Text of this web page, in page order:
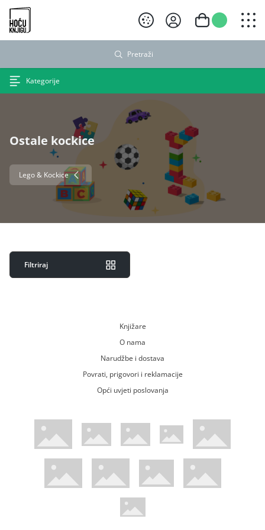
Hoću knjigu crni logo
Pretraži
Kategorije
Ostale kockice
Lego & Kockice
Filtriraj
Knjižare
O nama
Narudžbe i dostava
Povrati, prigovori i reklamacije
Opći uvjeti poslovanja
WsPay web stranicaMaestro web stranicaMastercard web stranicaAmerican Express web stranica
Visa web stranica
Diners web stranicaTrustwave certificiranoMastercard sigurnosni kod web
Pci Dss certificirano
Verified by Visa web stranica